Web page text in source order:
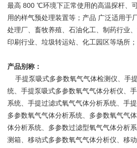
最高 800 ℃环境下正常使用的高温探杆、
用的样气预处理装置等；产品 广泛适用于
处理厂、畜牧养殖、石油化工、制药行业
印刷行业、垃圾转运站、化工园区等场所；
产品别称：
手提泵吸式多参数氧气气体检测仪、手
统、手提泵吸式多参数氧气气体分析仪、
系统、手提过滤式氧气气体分析系统、手
多参数氧气气体分析系统、多参数氧气气
体分析系统、多参数过滤型氧气气体分析
测箱、移动式多参数氧气气体分析仪、移